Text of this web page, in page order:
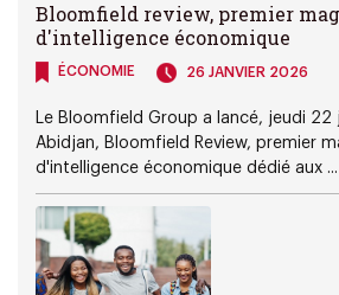
Bloomfield review, premier
d'intelligence économique
ÉCONOMIE 26 JANVIER 2026
Le Bloomfield Group a lancé, jeudi 22
Abidjan, Bloomfield Review, premier
d'intelligence économique dédié aux ...